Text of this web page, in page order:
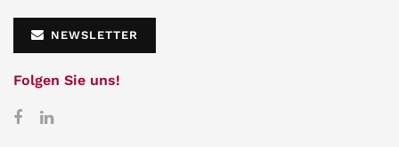
NEWSLETTER
Folgen Sie uns!